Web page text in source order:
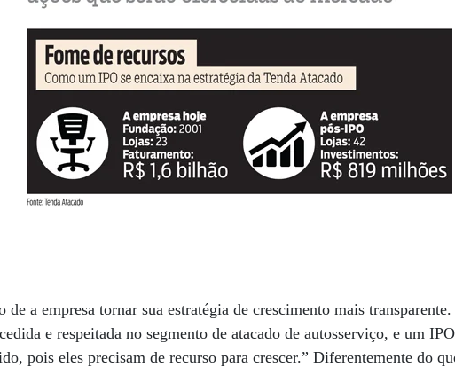
de a empresa tornar sua estratégia de crescimento mais
e respeitada no segmento de atacado de autosserviço, e um
pois eles precisam de recurso para crescer.” Diferentemente do